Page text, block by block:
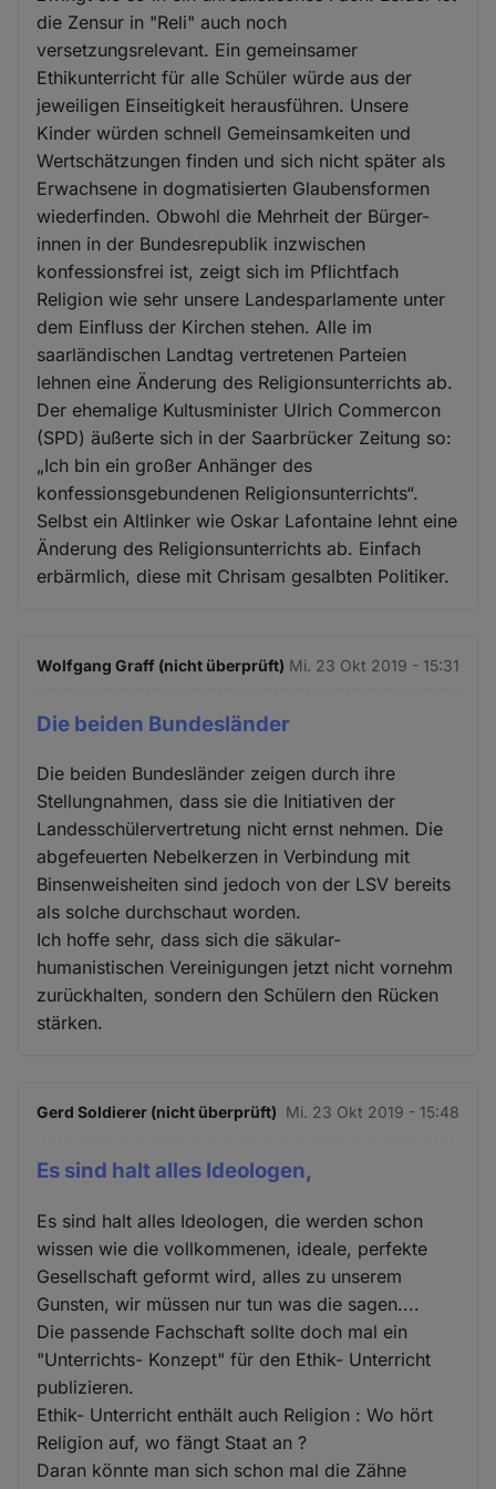
die Zensur in "Reli" auch noch
versetzungsrelevant. Ein gemeinsamer
Ethikunterricht für alle Schüler würde aus der
jeweiligen Einseitigkeit herausführen. Unsere
Kinder würden schnell Gemeinsamkeiten und
Wertschätzungen finden und sich nicht später als
Erwachsene in dogmatisierten Glaubensformen
wiederfinden. Obwohl die Mehrheit der Bürger-
innen in der Bundesrepublik inzwischen
konfessionsfrei ist, zeigt sich im Pflichtfach
Religion wie sehr unsere Landesparlamente unter
dem Einfluss der Kirchen stehen. Alle im
saarländischen Landtag vertretenen Parteien
lehnen eine Änderung des Religionsunterrichts ab.
Der ehemalige Kultusminister Ulrich Commercon
(SPD) äußerte sich in der Saarbrücker Zeitung so:
„Ich bin ein großer Anhänger des
konfessionsgebundenen Religionsunterrichts“.
Selbst ein Altlinker wie Oskar Lafontaine lehnt eine
Änderung des Religionsunterrichts ab. Einfach
erbärmlich, diese mit Chrisam gesalbten Politiker.
Wolfgang Graff (nicht überprüft) Mi. 23 Okt 2019 - 15:31
Die beiden Bundesländer
Die beiden Bundesländer zeigen durch ihre
Stellungnahmen, dass sie die Initiativen der
Landesschülervertretung nicht ernst nehmen. Die
abgefeuerten Nebelkerzen in Verbindung mit
Binsenweisheiten sind jedoch von der LSV bereits
als solche durchschaut worden.
Ich hoffe sehr, dass sich die säkular-
humanistischen Vereinigungen jetzt nicht vornehm
zurückhalten, sondern den Schülern den Rücken
stärken.
Gerd Soldierer (nicht überprüft) Mi. 23 Okt 2019 - 15:48
Es sind halt alles Ideologen,
Es sind halt alles Ideologen, die werden schon
wissen wie die vollkommenen, ideale, perfekte
Gesellschaft geformt wird, alles zu unserem
Gunsten, wir müssen nur tun was die sagen....
Die passende Fachschaft sollte doch mal ein
"Unterrichts- Konzept" für den Ethik- Unterricht
publizieren.
Ethik- Unterricht enthält auch Religion : Wo hört
Religion auf, wo fängt Staat an ?
Daran könnte man sich schon mal die Zähne